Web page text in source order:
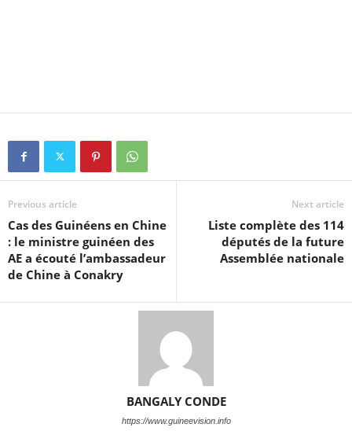
Previous article
Cas des Guinéens en Chine
: le ministre guinéen des
AE a écouté l’ambassadeur
de Chine à Conakry
Next article
Liste complète des 114
députés de la future
Assemblée nationale
BANGALY CONDE
https://www.guineevision.info